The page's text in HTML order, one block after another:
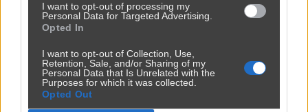
I want to opt-out of processing my
Personal Data for Targeted Advertising.
Opted In
I want to opt-out of Collection, Use,
Retention, Sale, and/or Sharing of my
Personal Data that Is Unrelated with the
Purposes for which it was collected.
Opted Out